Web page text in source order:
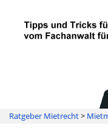
Ratgeber Mietrecht>